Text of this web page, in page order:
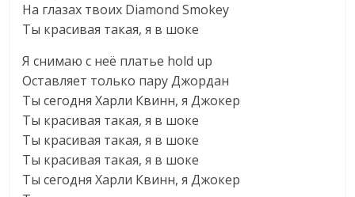
На глазах твоих Diamond Smokey
Ты красивая такая, я в шоке
Я снимаю с неё платье hold up
Оставляет только пару Джордан
Ты сегодня Харли Квинн, я Джокер
Ты красивая такая, я в шоке
Ты красивая такая, я в шоке
Ты красивая такая, я в шоке
Ты сегодня Харли Квинн, я Джокер